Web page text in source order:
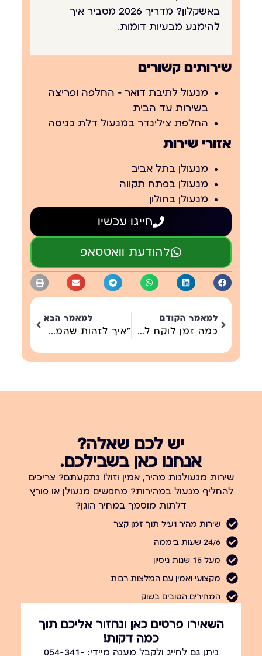
באשקלון? מדריך 2026
מסביר איך
להימנע מבעיות דומות.
שירותים קשורים
מנעול לתיבת דואר – החלפה ופריצה
בשירות עד הבית
החלפת צילינדר במנעול דלת כניסה
אזורי שירות
מנעולן בתל אביב
מנעולן בפתח תקווה
מנעולן בחולון
חייגו עכשיו
להודעת וואטסאפ
למאמר הקודם
כמה זמן לוקח להחליף צילינדר בדלת עץ?!
למאמר הבא
"איך לזהות שהמנעול שלך עומד להיתקע – ולחסוך אלפי שקלים"
יש לכם שאלה?
אנחנו כאן בשבילכם.
שירות מנעולנות מהיר, אמין וזול! נתקעתם? צריכים
להחליף מנעול במהירות? מחפשים מנעולן או פורץ
דלתות מוסמך במחיר הוגן?
שירות מהיר ויעיל תוך זמן קצר
24/6 שעות ביממה
מעל 15 שנות ניסיון
מקצועי ואמין עם המלצות רבות
המחירים הטובים בשוק
השאירו פרטים כאן ונחזור אליכם תוך
כמה דקות!
ניתן גם לחייג ולקבל מענה מיידי: 054-341-